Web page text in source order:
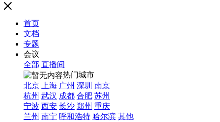
首页
文档
专题
会议
全部 直播间
热门城市
北京
上海 广州 深圳 南京
杭州 武汉 成都 合肥 苏州
宁波 西安 长沙 郑州 重庆
兰州 南宁 呼和浩特 哈尔滨 其他